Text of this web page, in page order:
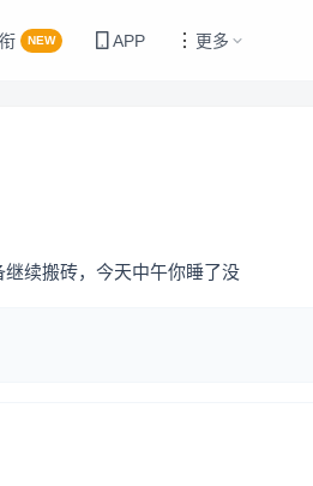
NEW APP 更多
续搬砖，今天中午你睡了没